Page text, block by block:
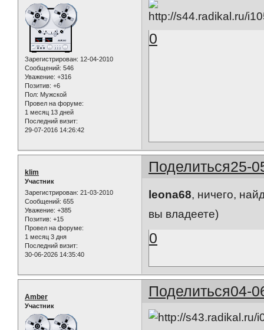
Зарегистрирован: 12-04-2010
Сообщений: 546
Уважение: +316
Позитив: +6
Пол: Мужской
Провел на форуме:
1 месяц 13 дней
Последний визит:
29-07-2016 14:26:42
0
Поделиться25-
klim
Участник
Зарегистрирован: 21-03-2010
Сообщений: 655
Уважение: +385
Позитив: +15
Провел на форуме:
1 месяц 3 дня
Последний визит:
30-06-2026 14:35:40
leona68, ничего,
вы владеете)
0
Поделиться04-
Amber
Участник